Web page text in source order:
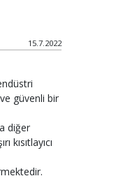
15.7.2022
güvenli bir
diğer